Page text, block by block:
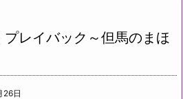
レイバック～但馬のまほ
26日